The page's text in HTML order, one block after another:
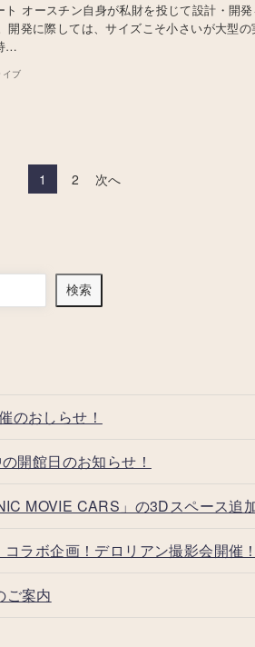
ト オースチン自身が私財を投じて設計・開
開発に際しては、サイズこそ小さいが大型の
…
イブ
1 2 次へ
検索
のおしらせ！
開館日のお知らせ！
MOVIE CARS」の3Dスペース追
ラボ企画！デロリアン撮影会開催
ご案内